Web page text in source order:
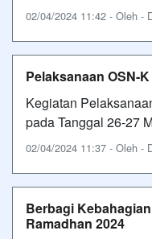
02/04/2024 11:42 - Oleh -
Pelaksanaan OSN-
Kegiatan
pada Tanggal 26-27
02/04/2024 11:37 - Oleh -
Berbagi
Ramadhan 2024